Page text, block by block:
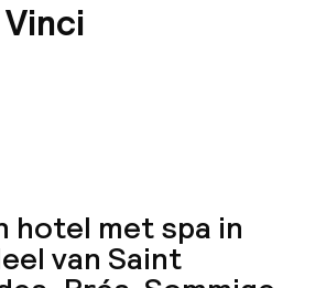
hotel met spa in
van Saint